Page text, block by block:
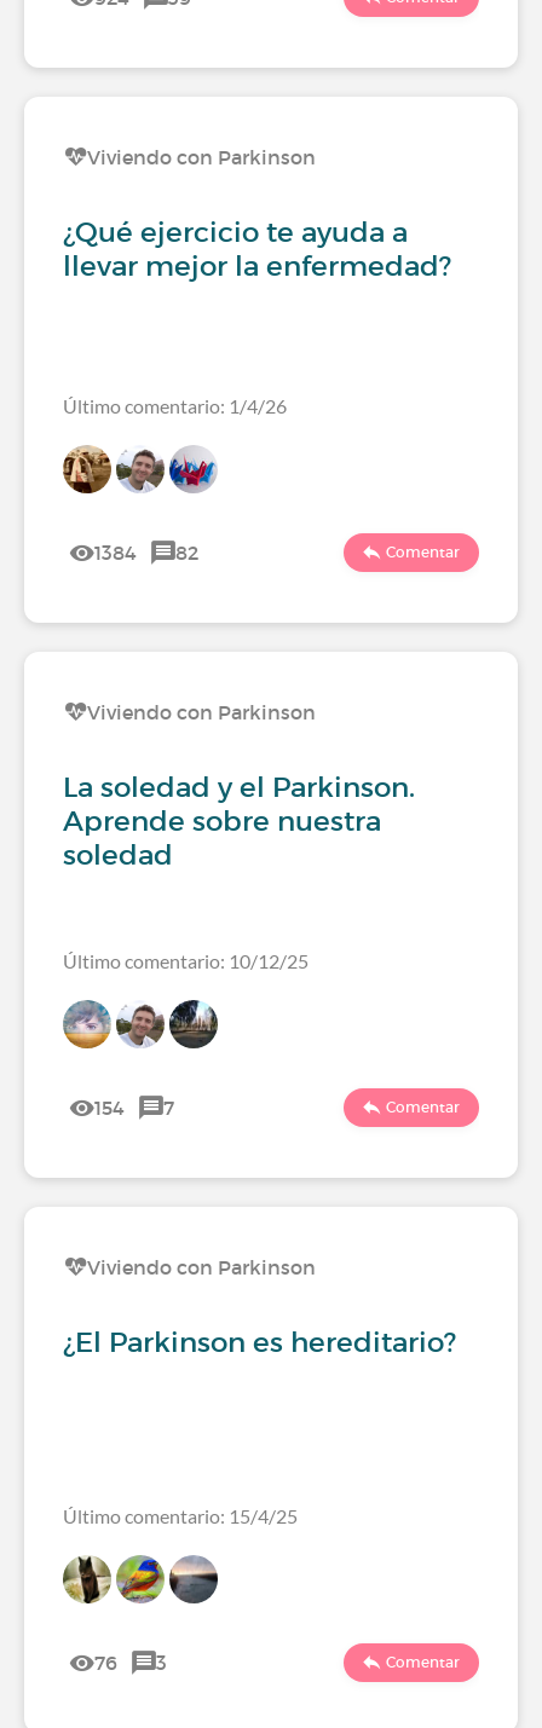
Viviendo con Parkinson
¿Qué ejercicio te ayuda a
llevar mejor la enfermedad?
Último comentario: 1/4/26
1384 82 Comentar
Viviendo con Parkinson
La soledad y el Parkinson.
Aprende sobre nuestra
soledad
Último comentario: 10/12/25
154 7 Comentar
Viviendo con Parkinson
¿El Parkinson es hereditario?
Último comentario: 15/4/25
76 3 Comentar